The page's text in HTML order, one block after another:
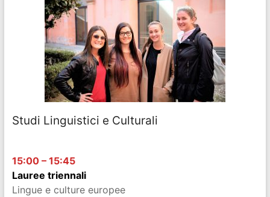
Studi Linguistici e Culturali
15:00 – 15:45
Lauree triennali
Lingue e culture europee